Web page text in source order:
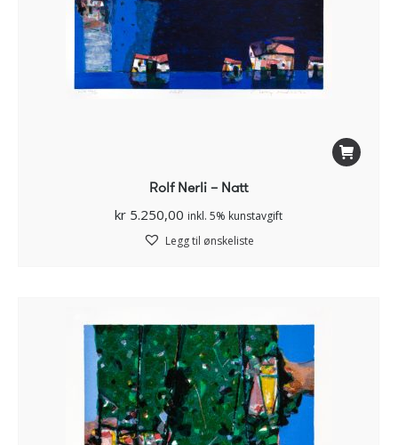
Rolf Nerli – Natt
kr 5.250,00 inkl. 5% kunstavgift
Legg til ønskeliste